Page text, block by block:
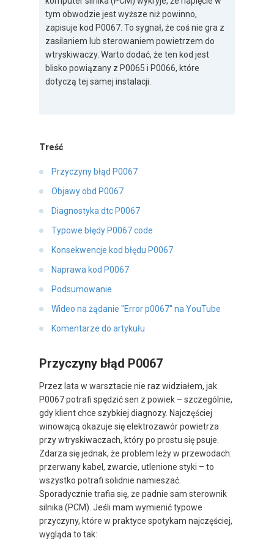
tym obwodzie jest wyższe niż powinno,
zapisuje kod P0067. To sygnał, że coś nie gra z
zasilaniem lub sterowaniem powietrzem do
wtryskiwaczy. Warto dodać, że ten kod jest
blisko powiązany z P0065 i P0066, które
dotyczą tej samej instalacji.
Treść
Przyczyny błąd P0067
Objawy obd P0067
Diagnostyka dtc P0067
Typowe błędy P0067 code
Konsekwencje kod błędu P0067
Naprawa kod P0067
Podsumowanie
Wideo na żądanie "Error p0067" na YouTube
Komentarze do artykułu
Przyczyny błąd P0067
Przez lata w warsztacie nie raz widziałem, jak
P0067 potrafi spędzić sen z powiek – szczególnie,
gdy klient chce szybkiej diagnozy. Najczęściej
winowajcą okazuje się elektrozawór powietrza
przy wtryskiwaczach, który po prostu się psuje.
Zdarza się jednak, że problem leży w przewodach:
przerwany kabel, zwarcie, utlenione styki – to
wszystko potrafi solidnie namieszać.
Sporadycznie trafia się, że padnie sam sterownik
silnika (PCM). Jeśli mam wymienić typowe
przyczyny, które w praktyce spotykam najczęściej,
wygląda to tak: